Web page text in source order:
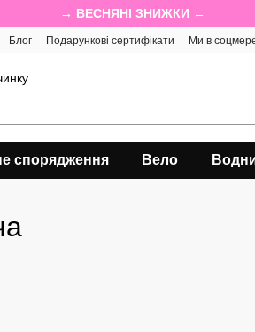
→ ВЕСНЯНІ ЗНИЖКИ ←
Блог Подарункові сертифікати
Ми в
спорядження Вело